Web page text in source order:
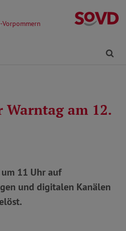
Warntag am 12.
11 Uhr auf
und digitalen Kanälen